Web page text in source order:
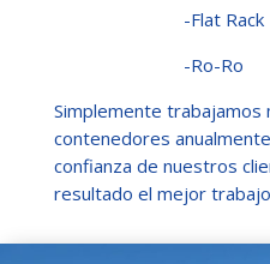
-Flat Rack
-Ro-Ro
Simplemente trabajamos
contenedores
confianza de nuestros
resultado el mejor